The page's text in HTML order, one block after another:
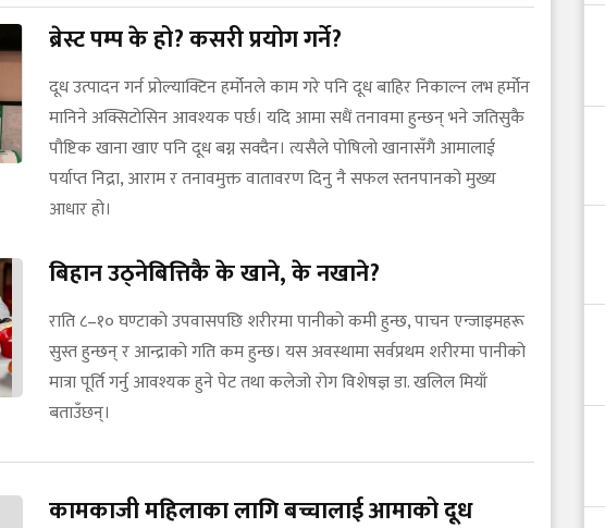
ब्रेस्ट पम्प के हो? कसरी प्रयोग गर्ने?
दूध उत्पादन गर्न प्रोल्याक्टिन हर्मोनले काम गरे पनि दूध बाहिर निकाल्न लभ हर्मोन
मानिने अक्सिटोसिन आवश्यक पर्छ। यदि आमा सधैं तनावमा हुन्छन् भने जतिसुकै
पौष्टिक खाना खाए पनि दूध बग्न सक्दैन। त्यसैले पोषिलो खानासँगै आमालाई
पर्याप्त निद्रा, आराम र तनावमुक्त वातावरण दिनु नै सफल स्तनपानको मुख्य
आधार हो।
बिहान उठ्नेबित्तिकै के खाने, के नखाने?
राति ८–१० घण्टाको उपवासपछि शरीरमा पानीको कमी हुन्छ, पाचन एन्जाइमहरू
सुस्त हुन्छन् र आन्द्राको गति कम हुन्छ। यस अवस्थामा सर्वप्रथम शरीरमा पानीको
मात्रा पूर्ति गर्नु आवश्यक हुने पेट तथा कलेजो रोग विशेषज्ञ डा. खलिल मियाँ
बताउँछन्।
कामकाजी महिलाका लागि बच्चालाई आमाको दूध